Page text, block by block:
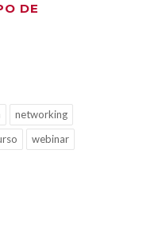
DE
networking
webinar